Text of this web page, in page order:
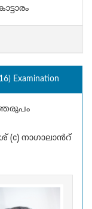
Examination
(c) നാഗാലാൻറ്